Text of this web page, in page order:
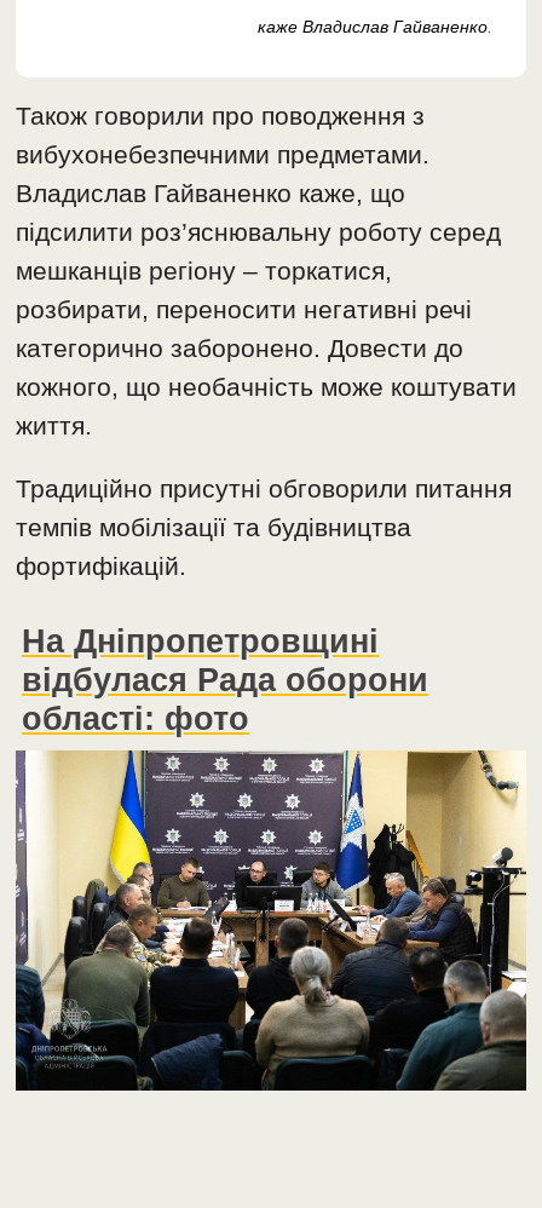
каже Владислав Гайваненко.
Також говорили про поводження з
вибухонебезпечними предметами.
Владислав Гайваненко каже, що
підсилити роз’яснювальну роботу серед
мешканців регіону – торкатися,
розбирати, переносити негативні речі
категорично заборонено. Довести до
кожного, що необачність може коштувати
життя.
Традиційно присутні обговорили питання
темпів мобілізації та будівництва
фортифікацій.
На Дніпропетровщині
відбулася Рада оборони
області: фото